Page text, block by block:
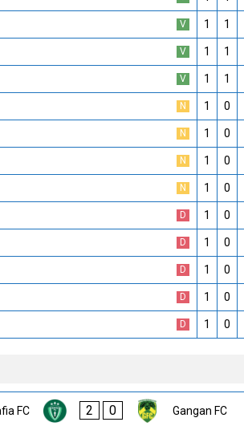
V 1 1
V 1 1
V 1 1
N 1 0
N 1 0
N 1 0
N 1 0
D 1 0
D 1 0
D 1 0
D 1 0
D 1 0
FC 2 0 Gangan FC